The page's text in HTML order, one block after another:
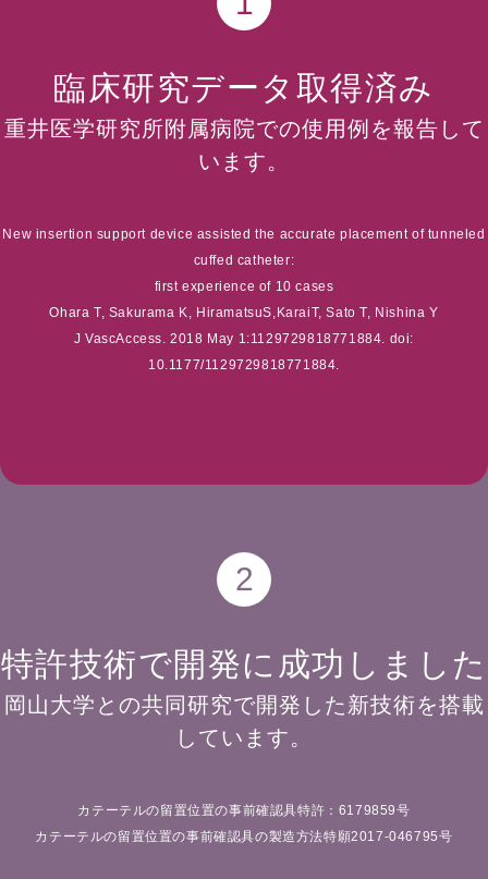
臨床研究データ取得済み
重井医学研究所附属病院での使用例を報告して
います。
New insertion support device assisted the accurate placement of tunneled
cuffed catheter:
first experience of 10 cases
Ohara T, Sakurama K, HiramatsuS,KaraiT, Sato T, Nishina Y
J VascAccess. 2018 May 1:1129729818771884. doi:
10.1177/1129729818771884.
2
特許技術で開発に成功しました
岡山大学との共同研究で開発した新技術を搭載
しています。
カテーテルの留置位置の事前確認具特許：6179859号
カテーテルの留置位置の事前確認具の製造方法特願2017-046795号